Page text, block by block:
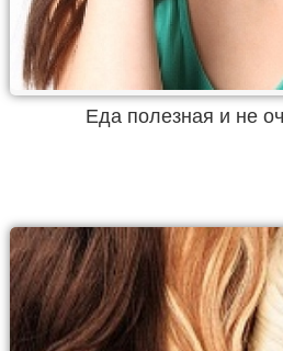
Еда полезная и не